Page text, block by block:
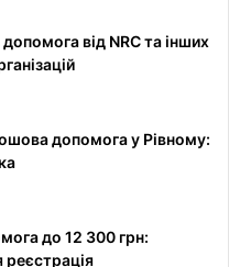
від NRC та інших
допомога у Рівному:
до 12 300 грн:
реєстрація